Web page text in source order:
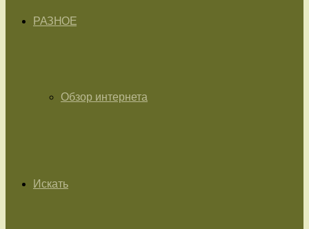
РАЗНОЕ
Обзор интернета
Искать